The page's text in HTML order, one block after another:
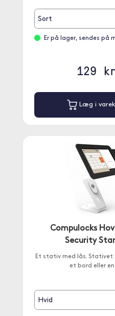
Sort
Er på lager, sendes på
129
Læg i
Compulocks
Security
Et stativ med lås. Stativet
et bord eller
Hvid